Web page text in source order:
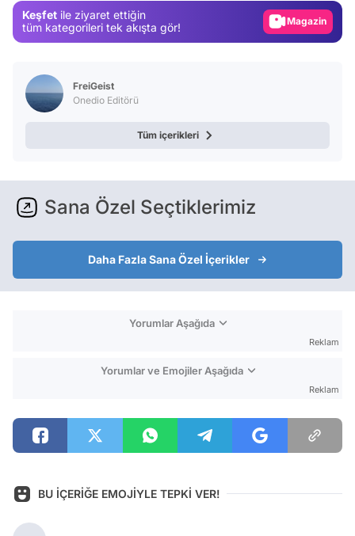
Keşfet ile ziyaret ettiğin
tüm kategorileri tek akışta gör!
Magazin
FreiGeist
Onedio Editörü
Tüm içerikleri
Sana Özel Seçtiklerimiz
Daha Fazla Sana Özel İçerikler
Yorumlar Aşağıda
Reklam
Yorumlar ve Emojiler Aşağıda
Reklam
BU İÇERİĞE EMOJİYLE TEPKİ VER!